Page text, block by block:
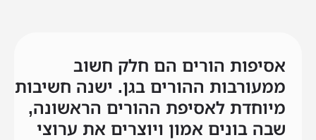
אסיפות הורים הם חלק חשוב
ממעורבות ההורים בגן. ישנה חשיבות
מיוחדת לאסיפת ההורים הראשונה,
שבה בונים אמון ויוצרים את ערוצי